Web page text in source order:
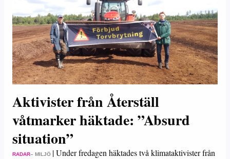
Aktivister från Återställ
våtmarker häktade: ”Absurd
situation”
RADAR– MILJÖ |Under fredagen häktades två klimataktivister från